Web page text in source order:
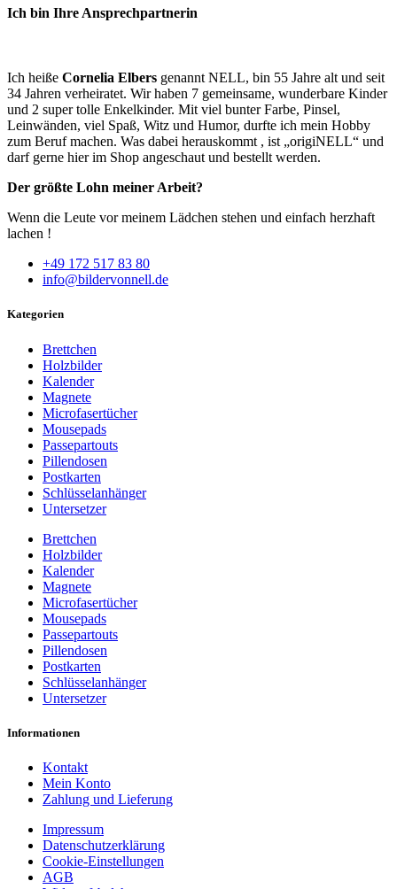
Ich bin Ihre Ansprechpartnerin
Ich heiße Cornelia Elbers genannt NELL, bin 55 Jahre alt und seit
34 Jahren verheiratet. Wir haben 7 gemeinsame, wunderbare Kinder
und 2 super tolle Enkelkinder. Mit viel bunter Farbe, Pinsel,
Leinwänden, viel Spaß, Witz und Humor, durfte ich mein Hobby
zum Beruf machen. Was dabei herauskommt , ist „origiNELL“ und
darf gerne hier im Shop angeschaut und bestellt werden.
Der größte Lohn meiner Arbeit?
Wenn die Leute vor meinem Lädchen stehen und einfach herzhaft
lachen !
+49 172 517 83 80
info@bildervonnell.de
Kategorien
Brettchen
Holzbilder
Kalender
Magnete
Microfasertücher
Mousepads
Passepartouts
Pillendosen
Postkarten
Schlüsselanhänger
Untersetzer
Brettchen
Holzbilder
Kalender
Magnete
Microfasertücher
Mousepads
Passepartouts
Pillendosen
Postkarten
Schlüsselanhänger
Untersetzer
Informationen
Kontakt
Mein Konto
Zahlung und Lieferung
Impressum
Datenschutzerklärung
Cookie-Einstellungen
AGB